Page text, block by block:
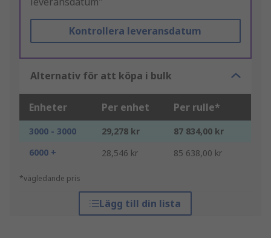
Kontrollera leveransdatum
Alternativ för att köpa i bulk
Enheter Per enhet Per rulle*
3000 - 3000 29,278 kr
87 834,00 kr
6000 +
28,546 kr 85 638,00 kr
*vägledande pris
Lägg till din lista